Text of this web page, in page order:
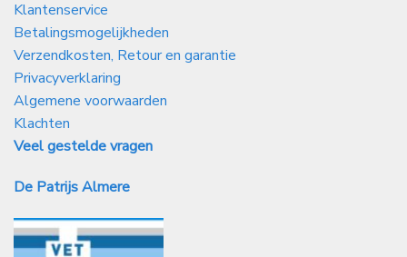
Klantenservice
Betalingsmogelijkheden
Verzendkosten, Retour en garantie
Privacyverklaring
Algemene voorwaarden
Klachten
Veel gestelde vragen
De Patrijs Almere